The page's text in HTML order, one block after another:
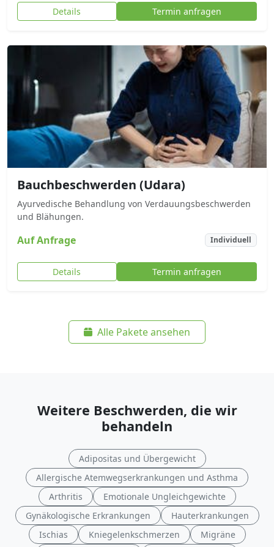
Details Termin anfragen
Bauchbeschwerden (Udara)
Ayurvedische Behandlung von Verdauungsbeschwerden
und Blähungen.
Auf Anfrage Individuell
Details Termin anfragen
Alle Pakete ansehen
Weitere Beschwerden, die wir
behandeln
Adipositas und Übergewicht
Allergische Atemwegserkrankungen und Asthma
Arthritis
Emotionale Ungleichgewichte
Gynäkologische Erkrankungen
Hauterkrankungen
Ischias
Kniegelenkschmerzen
Migräne